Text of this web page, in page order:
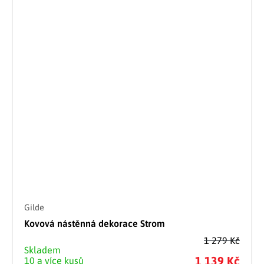
1 279 Kč
Gilde
Kovová nástěnná dekorace Strom
Skladem
10 a více kusů
1 139 Kč